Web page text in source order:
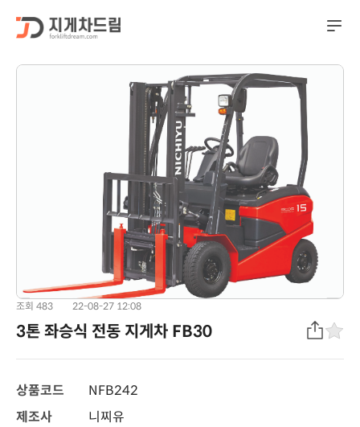
조회 483 22-08-27 12:08
3톤 좌승식 전동 지게차 FB30
상품코드
NFB242
제조사
니찌유